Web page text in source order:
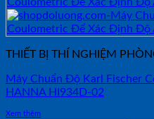
THIẾT BỊ THÍ NGHIỆM
Máy Chuẩn Độ Karl Fischer
HANNA HI934D-02
Xem thêm